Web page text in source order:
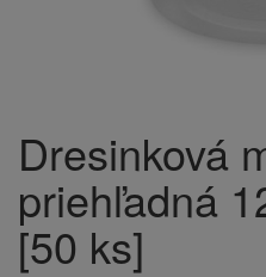
Dresinková
priehľadná
[50 ks]